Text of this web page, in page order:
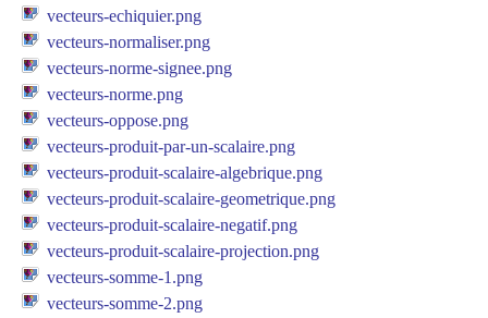
vecteurs-echiquier.png
vecteurs-normaliser.png
vecteurs-norme-signee.png
vecteurs-norme.png
vecteurs-oppose.png
vecteurs-produit-par-un-scalaire.png
vecteurs-produit-scalaire-algebrique.png
vecteurs-produit-scalaire-geometrique.png
vecteurs-produit-scalaire-negatif.png
vecteurs-produit-scalaire-projection.png
vecteurs-somme-1.png
vecteurs-somme-2.png